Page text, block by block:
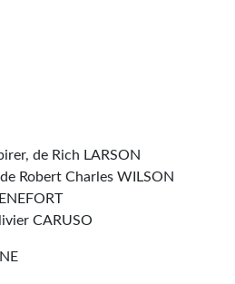
de Rich LARSON
Robert Charles WILSON
CARUSO